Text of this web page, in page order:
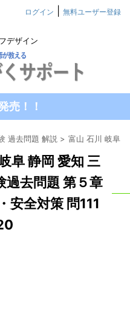
デザイン
ログイン 無料ユーザー登録
売！！
過去問題 解説 > 富山 石川 岐阜
阜 静岡 愛知 三
過去問題 第５章
安全対策 問111